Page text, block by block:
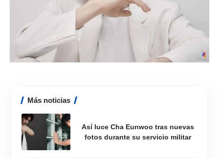
Más noticias
Así luce Cha Eunwoo tras nuevas
fotos durante su servicio militar